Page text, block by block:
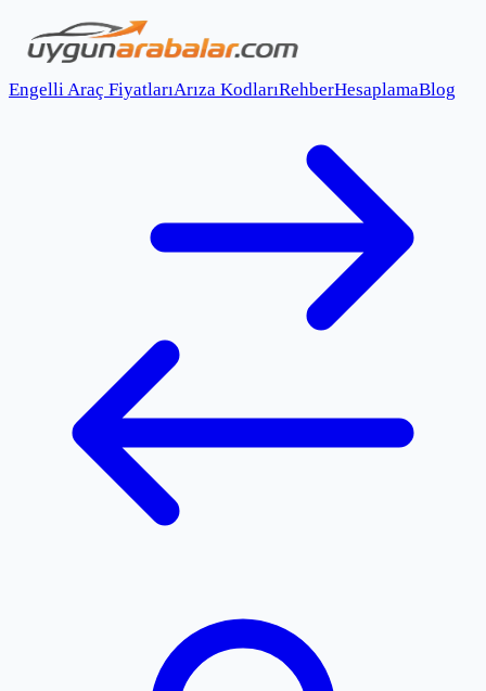
Engelli Araç FiyatlarıArıza KodlarıRehberHesaplamaBlog